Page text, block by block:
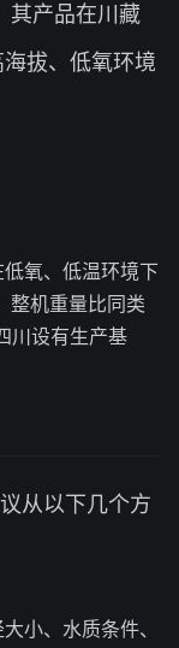
其产品在川藏
拔、低氧环境
氧、低温环境下
整机重量比同类
川设有生产基
从以下几个方
小、水质条件、